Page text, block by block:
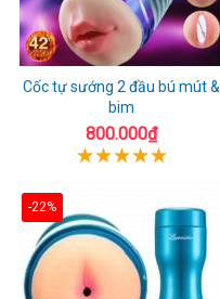
Cốc tự sướng 2 đầu bú mút &
bim
800.000₫
-22%